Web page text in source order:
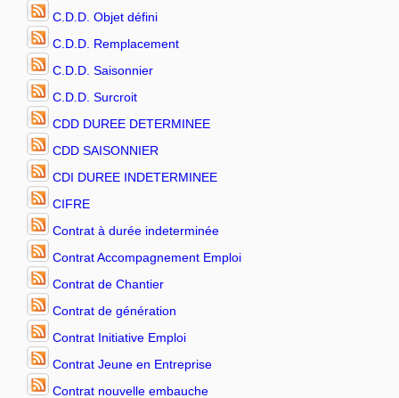
C.D.D. Objet défini
C.D.D. Remplacement
C.D.D. Saisonnier
C.D.D. Surcroit
CDD DUREE DETERMINEE
CDD SAISONNIER
CDI DUREE INDETERMINEE
CIFRE
Contrat à durée indeterminée
Contrat Accompagnement Emploi
Contrat de Chantier
Contrat de génération
Contrat Initiative Emploi
Contrat Jeune en Entreprise
Contrat nouvelle embauche